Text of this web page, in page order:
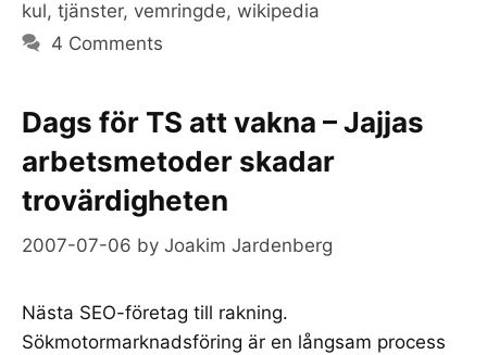
kul, tjänster, vemringde, wikipedia
4 Comments
Dags för TS att vakna – Jajjas
arbetsmetoder skadar
trovärdigheten
2007-07-06 by Joakim Jardenberg
Nästa SEO-företag till rakning.
Sökmotormarknadsföring är en långsam process